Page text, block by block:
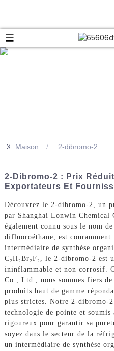
>> Maison 2-dibromo-2
2-Dibromo-2 : Prix
Exportateurs Et
Découvrez le 2-dibromo-2, un
par Shanghai Lonwin Chemical
également connu sous le nom
difluoroéthane, est
intermédiaire de synthèse
C₂H₂Br₂F₂, le 2-dibromo-2 est
ininflammable et non corrosif.
Co., Ltd., nous sommes fiers
produits haut de gamme
plus strictes. Notre 2-dibromo-
technologie de pointe et soumis
rigoureux pour garantir sa
soyez dans le secteur de la
un intermédiaire de synthèse